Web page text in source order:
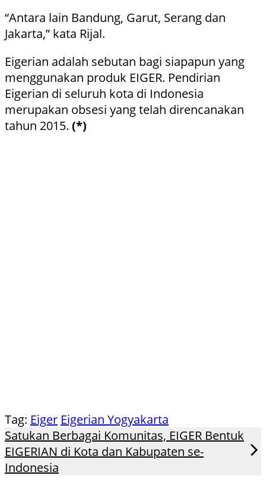
“Antara lain Bandung, Garut, Serang dan
Jakarta,” kata Rijal.
Eigerian adalah sebutan bagi siapapun yang
menggunakan produk EIGER. Pendirian
Eigerian di seluruh kota di Indonesia
merupakan obsesi yang telah direncanakan
tahun 2015. (*)
Tag: Eiger Eigerian Yogyakarta
Satukan Berbagai Komunitas, EIGER Bentuk
EIGERIAN di Kota dan Kabupaten se-
Indonesia